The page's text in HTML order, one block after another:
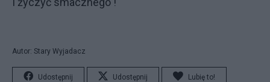
Autor: Stary Wyjadacz
Udostępnij Udostępnij Lubię to!